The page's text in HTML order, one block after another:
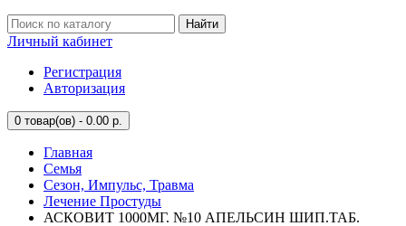
Найти
Личный кабинет
Регистрация
Авторизация
0 товар(ов) - 0.00 р.
Главная
Семья
Сезон, Импульс, Травма
Лечение Простуды
АСКОВИТ 1000МГ. №10 АПЕЛЬСИН ШИП.ТАБ.